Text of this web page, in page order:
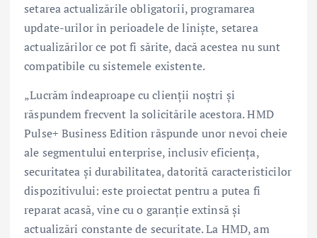
setarea actualizările obligatorii, programarea
update-urilor în perioadele de liniște, setarea
actualizărilor ce pot fi sărite, dacă acestea nu sunt
compatibile cu sistemele existente.
„Lucrăm îndeaproape cu clienții noștri și
răspundem frecvent la solicitările acestora. HMD
Pulse+ Business Edition răspunde unor nevoi cheie
ale segmentului enterprise, inclusiv eficiența,
securitatea și durabilitatea, datorită caracteristicilor
dispozitivului: este proiectat pentru a putea fi
reparat acasă, vine cu o garanție extinsă și
actualizări constante de securitate. La HMD, am